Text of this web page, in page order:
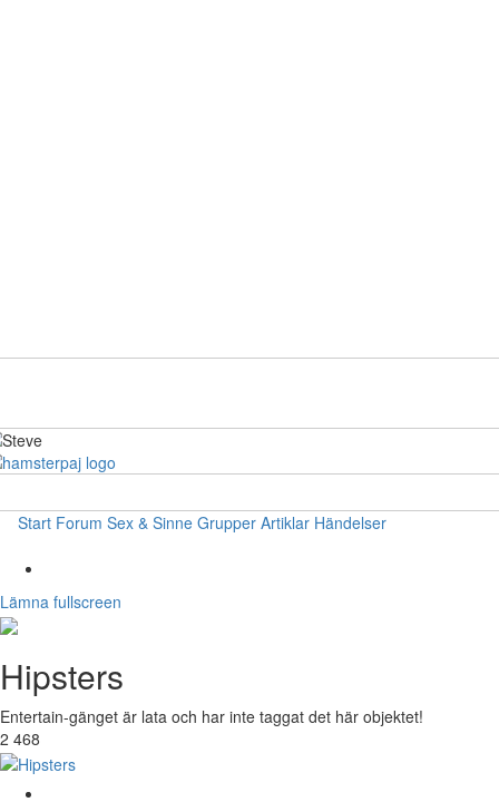
Start Forum Sex & Sinne Grupper Artiklar Händelser
Lämna fullscreen
Hipsters
Entertain-gänget är lata och har inte taggat det här objektet!
2 468